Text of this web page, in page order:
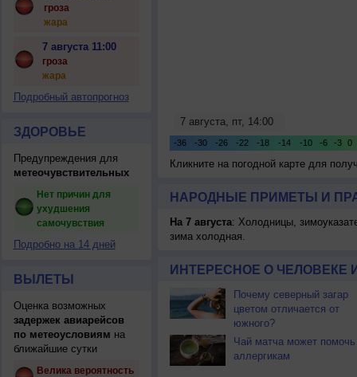
гроза
жара
7 августа 11:00
гроза
жара
Подробный автопрогноз
ЗДОРОВЬЕ
Предупреждения для
метеочувствительных
Нет причин для
ухудшения
самочувствия
Подробно на 14 дней
ВЫЛЕТЫ
Оценка возможных
задержек авиарейсов
по метеоусловиям на
ближайшие сутки
Велика вероятность
Кликните на погодной карте для
НАРОДНЫЕ ПРИМЕТЫ И
На 7 августа: Холодницы,
зима холодная.
ИНТЕРЕСНОЕ О ЧЕЛОВЕКЕ
Почему северный загар
цветом отличается от
южного?
Чай матча может помочь
аллергикам